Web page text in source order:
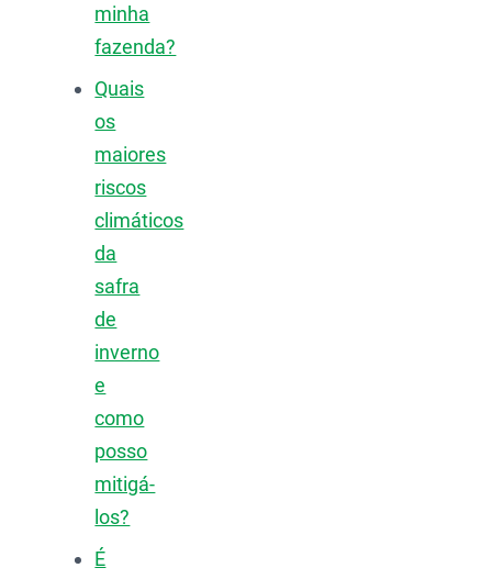
minha
fazenda?
Quais
os
maiores
riscos
climáticos
da
safra
de
inverno
e
como
posso
mitigá-
los?
É